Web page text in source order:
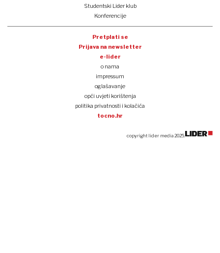
Studentski Lider klub
Konferencije
Pretplati se
Prijava na newsletter
e-lider
o nama
impressum
oglašavanje
opći uvjeti korištenja
politika privatnosti i kolačića
tocno.hr
copyright lider media 2025.